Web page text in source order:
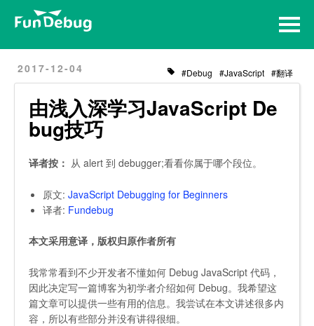
2017-12-04 Debug JavaScript 翻译
由浅入深学习JavaScript De
bug技巧
译者按： 从 alert 到 debugger;看看你属于哪个段位。
原文: JavaScript Debugging for Beginners
译者: Fundebug
本文采用意译，版权归原作者所有
我常常看到不少开发者不懂如何 Debug JavaScript 代码，
因此决定写一篇博客为初学者介绍如何 Debug。我希望这
篇文章可以提供一些有用的信息。我尝试在本文讲述很多内
容，所以有些部分并没有讲得很细。
Home
Archives